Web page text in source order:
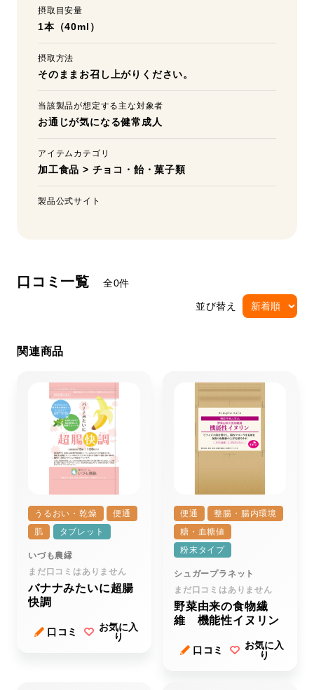
摂取目安量
1本（40ml）
摂取方法
そのままお召し上がりください。
当該製品が想定する主な対象者
お通じが気になる健常成人
アイテムカテゴリ
加工食品 > チョコ・飴・菓子類
製品公式サイト
口コミ一覧 全0件
並び替え
関連商品
うるおい・乾燥
便通
肌
タブレット
いづも農縁
まだ口コミはありません
バナナみたいに超腸
快調
口コミ
お気に入
り
便通
整腸・腸内環境
糖・血糖値
粉末タイプ
シュガープラネット
まだ口コミはありません
野菜由来の食物繊
維 機能性イヌリン
口コミ
お気に入
り